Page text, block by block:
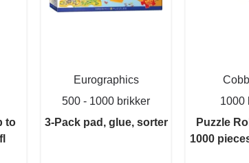
to
Eurographics
500 - 1000 brikker
3-Pack pad, glue, sorter
1000
Puzzle
1000